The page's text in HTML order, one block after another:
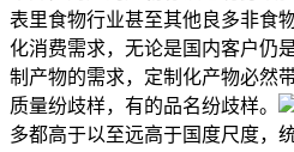
表里食物行业甚至其他良多非食
化消费需求，无论是国内客户仍
制产物的需求，定制化产物必然
质量纷歧样，有的品名纷歧样。
多都高于以至远高于国度尺度，